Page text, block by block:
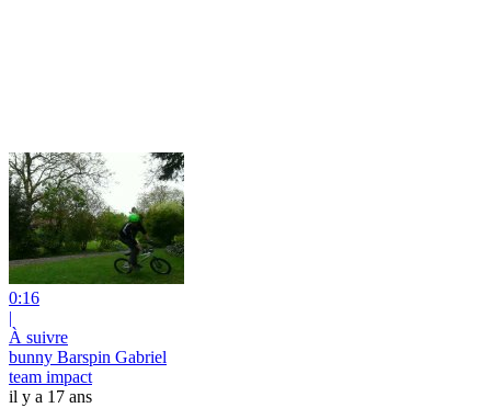
0:16
|
À suivre
bunny Barspin Gabriel
team impact
il y a 17 ans